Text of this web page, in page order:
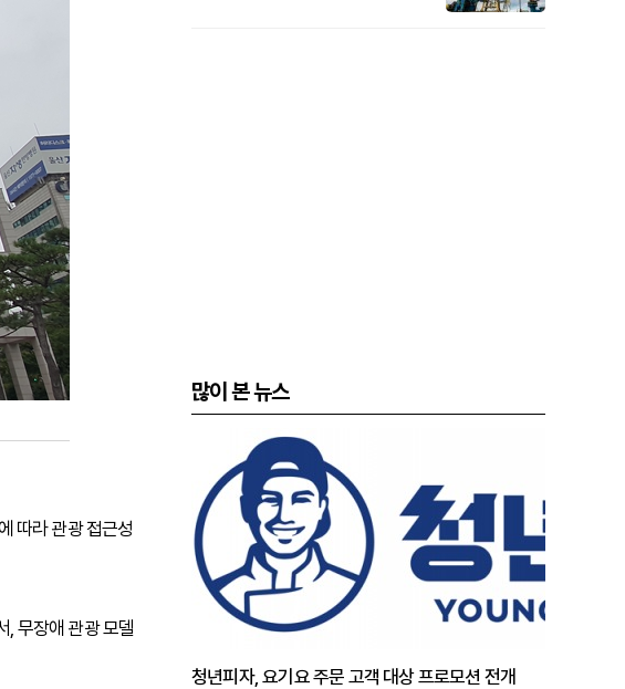
따라 관광 접근성
, 무장애 관광 모델
많이 본 뉴스
청년피자, 요기요 주문 고객 대상 프로모션 전개